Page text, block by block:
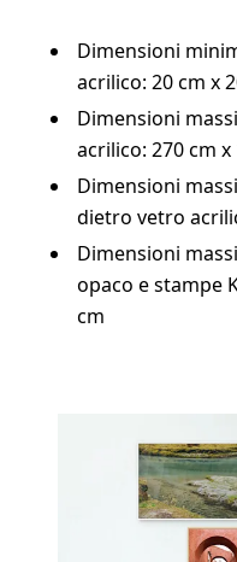
Dimensioni
acrilico: 20 cm x
Dimensioni
acrilico: 270 cm x
Dimensioni
dietro vetro
Dimensioni
opaco e stampe
cm